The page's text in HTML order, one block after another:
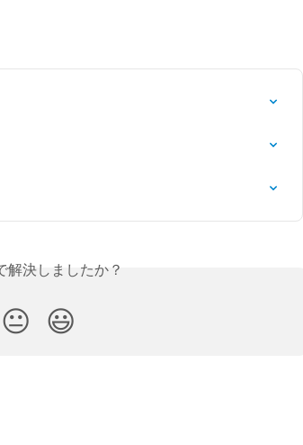
解決しましたか？
😐 😃